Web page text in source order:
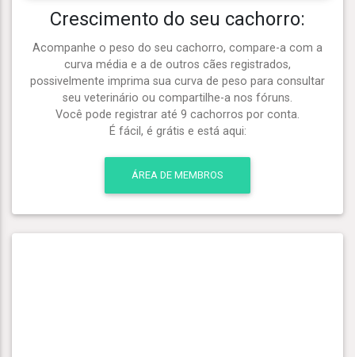
Crescimento do seu cachorro:
Acompanhe o peso do seu cachorro, compare-a com a
curva média e a de outros cães registrados,
possivelmente imprima sua curva de peso para consultar
seu veterinário ou compartilhe-a nos fóruns.
Você pode registrar até 9 cachorros por conta.
É fácil, é grátis e está aqui:
ÁREA DE MEMBROS